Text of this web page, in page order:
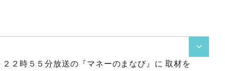

２時５５分放送の『マネーのまなび』に 取材を